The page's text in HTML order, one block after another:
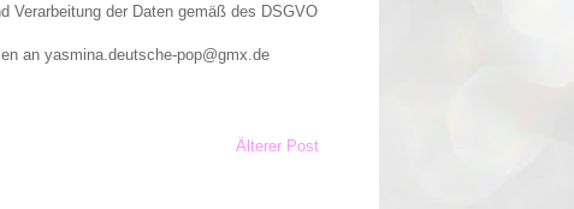
Verarbeitung der Daten gemäß des DSGVO
an yasmina.deutsche-pop@gmx.de
Älterer Post